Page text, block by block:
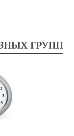
ГРУПП